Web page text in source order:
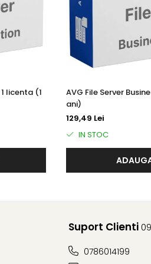
Avast Business Antivirus pentru
executat în fiecare oră ca o
între paranteze pătrate ([ și ]).
licenta (1
AVG File Server
ani)
129,49 Lei
IN STOC
Suport Clienti
0786014199